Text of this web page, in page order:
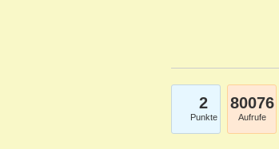
2
Punkte
80076
Aufrufe